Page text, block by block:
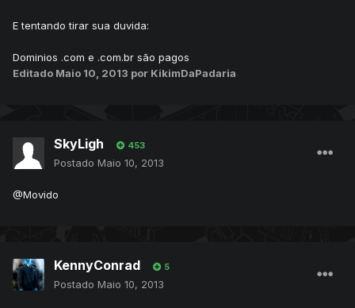
E tentando tirar sua duvida:
Dominios .com e .com.br são pagos
Editado Maio 10, 2013 por KikimDaPadaria
SkyLigh 453
Postado Maio 10, 2013
@Movido
KennyConrad 5
Postado Maio 10, 2013